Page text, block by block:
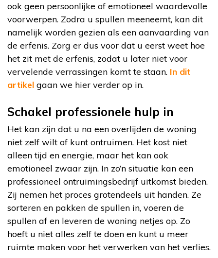
ook geen persoonlijke of emotioneel waardevolle
voorwerpen. Zodra u spullen meeneemt, kan dit
namelijk worden gezien als een aanvaarding van
de erfenis. Zorg er dus voor dat u eerst weet hoe
het zit met de erfenis, zodat u later niet voor
vervelende verrassingen komt te staan. In dit
artikel gaan we hier verder op in.
Schakel professionele hulp in
Het kan zijn dat u na een overlijden de woning
niet zelf wilt of kunt ontruimen. Het kost niet
alleen tijd en energie, maar het kan ook
emotioneel zwaar zijn. In zo’n situatie kan een
professioneel ontruimingsbedrijf uitkomst bieden.
Zij nemen het proces grotendeels uit handen. Ze
sorteren en pakken de spullen in, voeren de
spullen af en leveren de woning netjes op. Zo
hoeft u niet alles zelf te doen en kunt u meer
ruimte maken voor het verwerken van het verlies.